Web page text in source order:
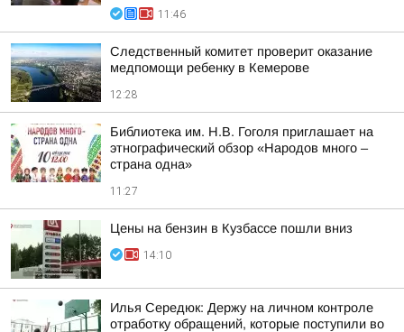
11:46
Следственный комитет проверит оказание
медпомощи ребенку в Кемерове
12:28
Библиотека им. Н.В. Гоголя приглашает на
этнографический обзор «Народов много –
страна одна»
11:27
Цены на бензин в Кузбассе пошли вниз
14:10
Илья Середюк: Держу на личном контроле
отработку обращений, которые поступили во